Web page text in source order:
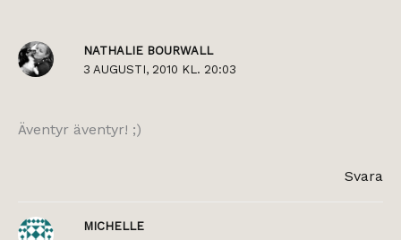
NATHALIE BOURWALL
3 AUGUSTI, 2010 KL. 20:03
Äventyr äventyr! ;)
Svara
MICHELLE